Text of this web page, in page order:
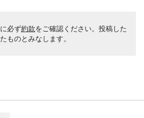
必ず約款をご確認ください。投稿した
ものとみなします。